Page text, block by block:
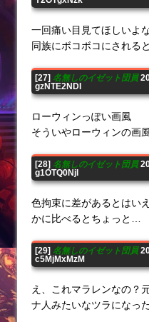
一回痛い目見てほしいよ
同族にボコボコにされる
[27] 名無しのイゼット団員
gzNTE2NDI
ローウィンっぽい画風
そういやローウィンの画
[28] 名無しのイゼット団員
g1OTQ0NjI
色拘束に差があるとはい
かに比べるとちょっと…
[29] 名無しのイゼット団員
c5MjMxMzM
え、これマラレンなの？
ナ人みたいなツラになっ